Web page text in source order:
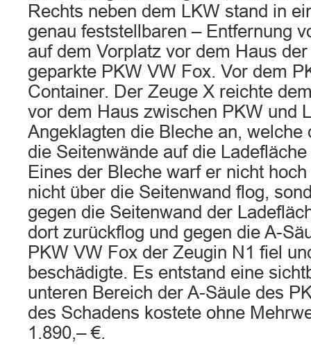
Rechts neben dem LKW stand in
genau feststellbaren – Entfernung
auf dem Vorplatz vor dem Haus
geparkte PKW VW Fox. Vor dem
Container. Der Zeuge X reichte
vor dem Haus zwischen PKW und
Angeklagten die Bleche an, welche
die Seitenwände auf die
Eines der Bleche warf er nicht
nicht über die Seitenwand flog,
gegen die Seitenwand der
dort zurückflog und gegen die A-
PKW VW Fox der Zeugin N1 fiel
beschädigte. Es entstand eine
unteren Bereich der A-Säule des
des Schadens kostete ohne
1.890,– €.